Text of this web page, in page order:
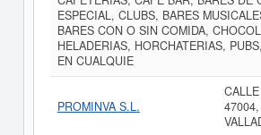
ESPECIAL, CLUBS, BARES
BARES CON O SIN COMIDA,
HELADERIAS, HORCHATERIAS,
EN CUALQUIE
PROMINVA S.L.